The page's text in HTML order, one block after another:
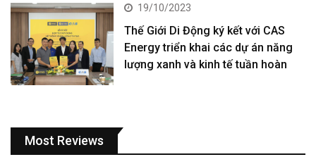
19/10/2023
Thế Giới Di Động ký kết với CAS
Energy triển khai các dự án năng
lượng xanh và kinh tế tuần hoàn
Most Reviews